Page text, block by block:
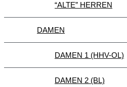
“ALTE” HERREN
DAMEN
DAMEN 1 (HHV-OL)
DAMEN 2 (BL)